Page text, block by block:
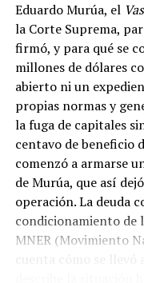
Eduardo Murúa, el
la Corte Suprema,
firmó, y para qué se
millones de dólares
abierto ni un
propias normas y
la fuga de capitales
centavo de beneficio
comenzó a armarse
de Murúa, que así
operación. La deuda
condicionamiento de
MNER (Movimiento